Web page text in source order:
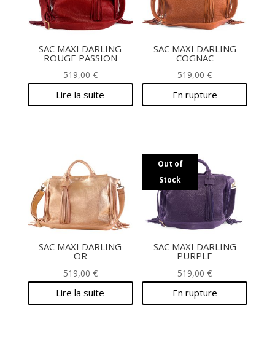
SAC MAXI DARLING
ROUGE PASSION
519,00 €
Lire la suite
SAC MAXI DARLING
COGNAC
519,00€
En rupture
SAC MAXI DARLING
OR
519,00 €
Lire la suite
Out of
Stock
SAC MAXI DARLING
PURPLE
519,00€
En rupture